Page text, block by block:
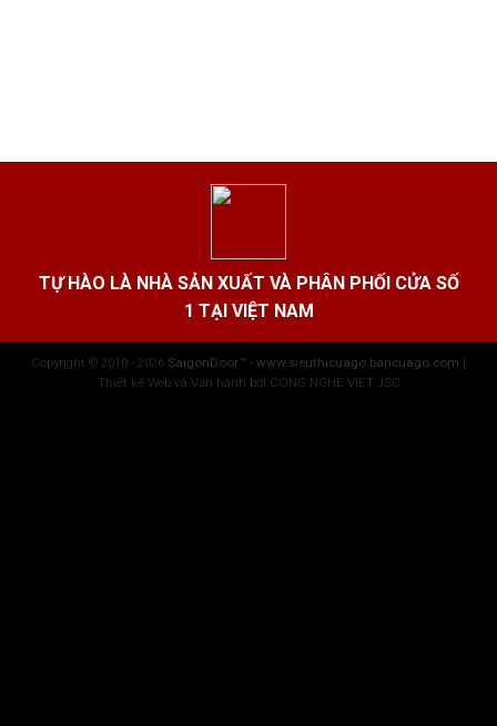
TỰ HÀO LÀ NHÀ SẢN XUẤT VÀ PHÂN PHỐI CỬA SỐ
1 TẠI VIỆT NAM
Copyright © 2010 - 2026 SaigonDoor™ - www.sieuthicuago.bancuago.com |
Thiết kế Web và Vận hành bởi CONG NGHE VIET JSC